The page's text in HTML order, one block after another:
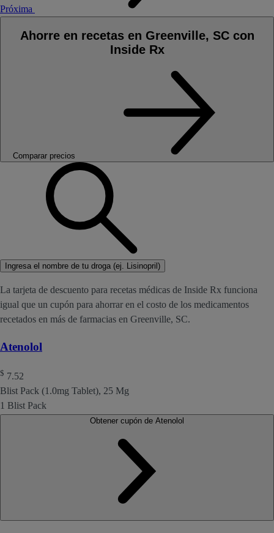
Próxima
Ahorre en recetas en Greenville, SC con
Inside Rx
Comparar precios
Ingresa el nombre de tu droga (ej. Lisinopril)
La tarjeta de descuento para recetas médicas de Inside Rx funciona
igual que un cupón para ahorrar en el costo de los medicamentos
recetados en más de farmacias en Greenville, SC.
Atenolol
$ 7.52
Blist Pack (1.0mg Tablet), 25 Mg
1 Blist Pack